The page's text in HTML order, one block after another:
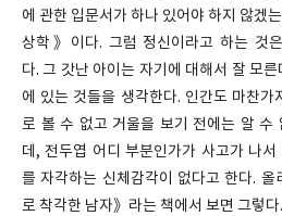
에 관한 입문서가 하나 있어야 하지 않겠
상학》이다. 그럼 정신이라고 하는 것
다. 그 갓난 아이는 자기에 대해서 잘 모
에 있는 것들을 생각한다. 인간도 마찬
로 볼 수 없고 거울을 보기 전에는 알 수
데, 전두엽 어디 부분인가가 사고가 나서
를 자각하는 신체감각이 없다고 한다.
로 착각한 남자》라는 책에서 보면 그렇다.